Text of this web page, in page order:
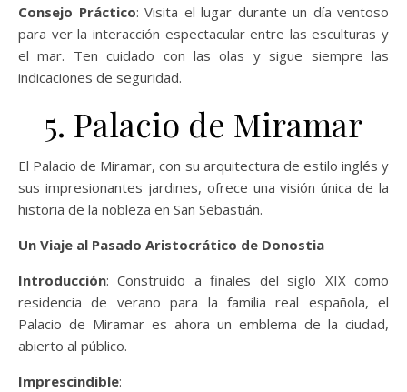
Consejo Práctico: Visita el lugar durante un día ventoso
para ver la interacción espectacular entre las esculturas y
el mar. Ten cuidado con las olas y sigue siempre las
indicaciones de seguridad.
5. Palacio de Miramar
El Palacio de Miramar, con su arquitectura de estilo inglés y
sus impresionantes jardines, ofrece una visión única de la
historia de la nobleza en San Sebastián.
Un Viaje al Pasado Aristocrático de Donostia
Introducción: Construido a finales del siglo XIX como
residencia de verano para la familia real española, el
Palacio de Miramar es ahora un emblema de la ciudad,
abierto al público.
Imprescindible: